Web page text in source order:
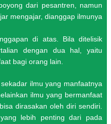
dari pesantren, namun
mengajar, dianggap ilmunya
di atas. Bila ditelisik
dengan dua hal, yaitu
bagi orang lain.
ilmu yang manfaatnya
ilmu yang bermanfaat
dirasakan oleh diri sendiri.
lebih penting dari pada